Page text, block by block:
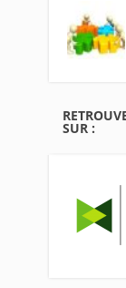
SUR :